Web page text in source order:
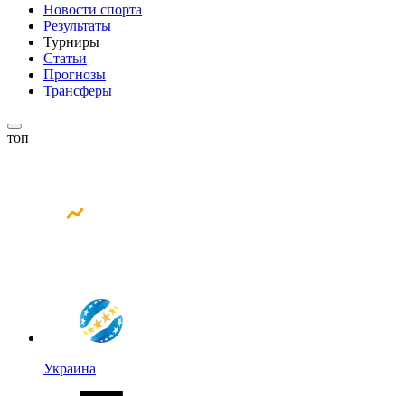
Новости спорта
Результаты
Турниры
Статьи
Прогнозы
Трансферы
топ
Украина